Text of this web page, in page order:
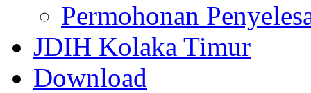
Permohonan
JDIH Kolaka Timur
Download